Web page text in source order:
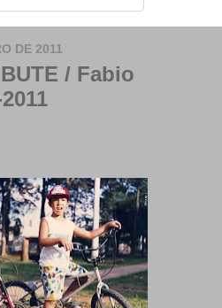
DE 2011
/ Fabio